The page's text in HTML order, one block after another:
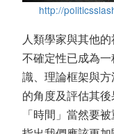
http://
人類學家與其他
不確定性已成為
識、理論框架與
的角度及評估其
「時間」當然要